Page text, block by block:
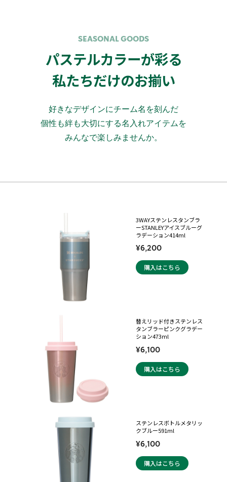
SEASONAL GOODS
パステルカラーが彩る
私たちだけのお揃い
好きなデザインにチーム名を刻んだ
個性も絆も大切にする名入れアイテムを
みんなで楽しみませんか。
3WAYステンレスタンブラ
ーSTANLEYアイスブルーグ
ラデーション414ml
¥6,200
購入はこちら
替えリッド付きステンレス
タンブラーピンクグラデー
ション473ml
¥6,100
購入はこちら
ステンレスボトルメタリッ
クブルー591ml
¥6,100
購入はこちら